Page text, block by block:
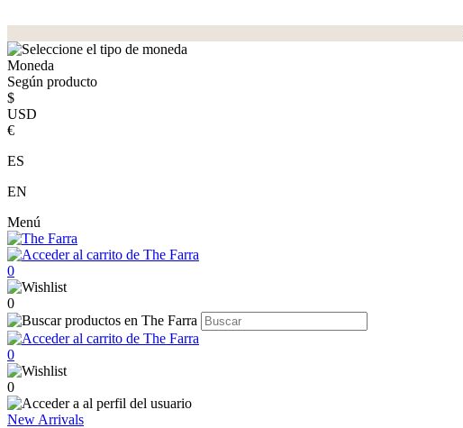
Moneda
Según producto
$
USD
€
ES
EN
Menú
0
0
0
0
New Arrivals